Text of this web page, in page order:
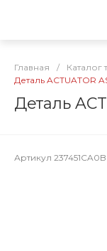
Главная / Каталог
Деталь ACTUATOR
Деталь
Артикул 237451CA0B